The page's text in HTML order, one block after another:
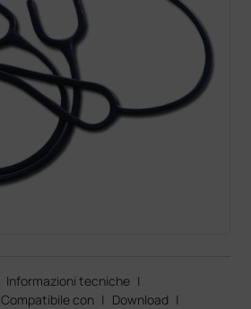
Informazioni tecniche |
Compatibile con | Download |